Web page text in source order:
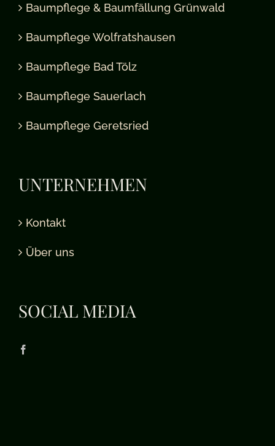
Baumpflege & Baumfällung Grünwald
Baumpflege Wolfratshausen
Baumpflege Bad Tölz
Baumpflege Sauerlach
Baumpflege Geretsried
UNTERNEHMEN
Kontakt
Über uns
SOCIAL MEDIA